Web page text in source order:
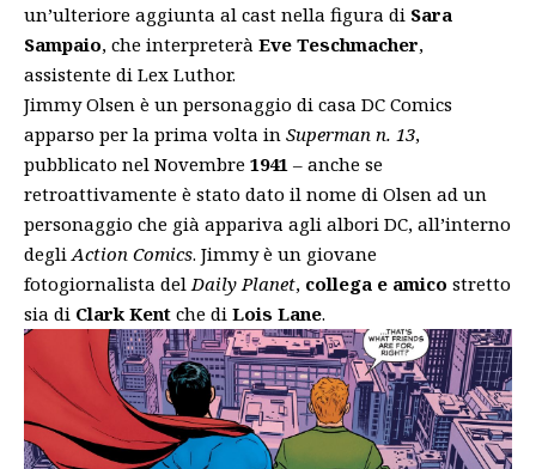
un’ulteriore aggiunta al cast nella figura di Sara
Sampaio, che interpreterà Eve Teschmacher,
assistente di Lex Luthor.
Jimmy Olsen è un personaggio di casa DC Comics
apparso per la prima volta in Superman n. 13,
pubblicato nel Novembre 1941 – anche se
retroattivamente è stato dato il nome di Olsen ad un
personaggio che già appariva agli albori DC, all’interno
degli Action Comics. Jimmy è un giovane
fotogiornalista del Daily Planet, collega e amico stretto
sia di Clark Kent che di Lois Lane.